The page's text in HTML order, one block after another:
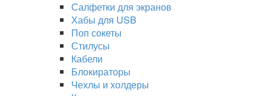
Салфетки для экранов
Хабы для USB
Поп сокеты
Стилусы
Кабели
Блокираторы
Чехлы и холдеры